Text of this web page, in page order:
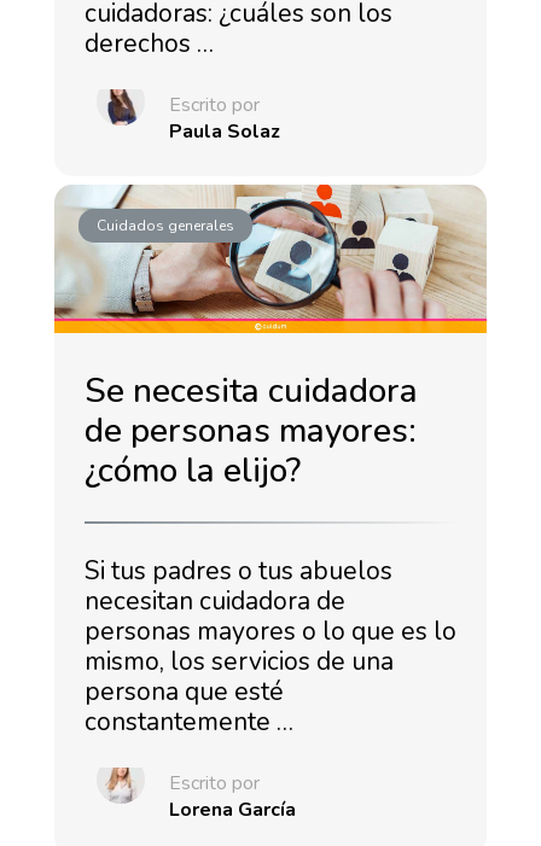
cuidadoras: ¿cuáles son los
derechos …
Escrito por
Paula Solaz
Cuidados generales
Se necesita cuidadora
de personas mayores:
¿cómo la elijo?
Si tus padres o tus abuelos
necesitan cuidadora de
personas mayores o lo que es lo
mismo, los servicios de una
persona que esté
constantemente …
Escrito por
Lorena García